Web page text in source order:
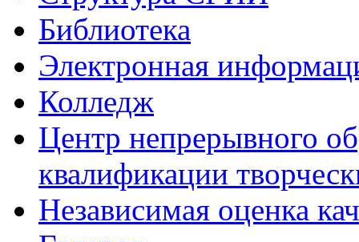
Библиотека
Электронная
Колледж
Центр непрерывного
квалификации
Независимая оценка